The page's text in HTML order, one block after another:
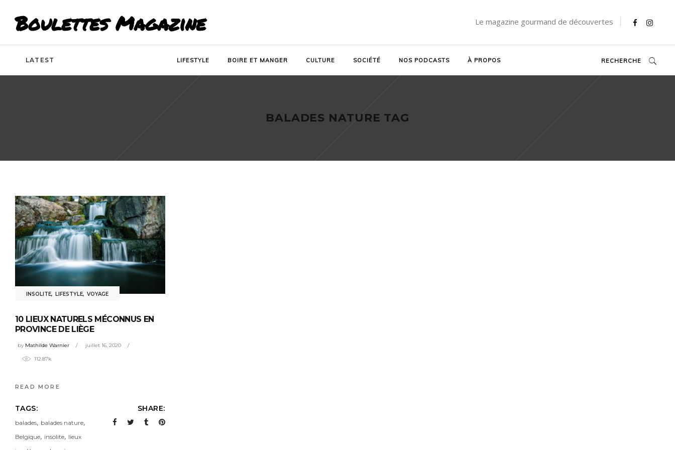
Boulettes Magazine Le magazine gourmand de découvertes
LATEST LIFESTYLE BOIRE ET MANGER CULTURE SOCIÉTÉ NOS PODCASTS À PROPOS RECHERCHE
BALADES NATURE TAG
INSOLITE, LIFESTYLE, VOYAGE
10 LIEUX NATURELS MÉCONNUS EN
PROVINCE DE LIÈGE
by Mathilde Warnier juillet 16, 2020
112.87k
READ MORE
TAGS:
balades, balades nature,
Belgique, insolite, lieux
SHARE: